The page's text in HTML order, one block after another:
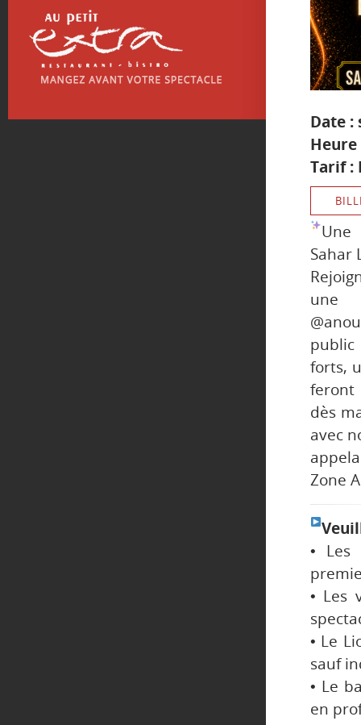
Date :
Heure
Tarif :
Une
Sahar
une
public
forts,
feront
dès
avec
Zone
• Les
• Les
• Le
sauf
• Le
en